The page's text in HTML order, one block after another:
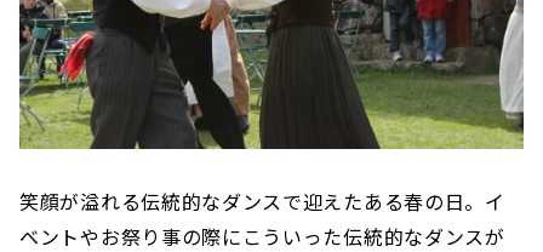
笑顔が溢れる伝統的なダンスで迎えたある春の日。イ
ベントやお祭り事の際にこういった伝統的なダンスが